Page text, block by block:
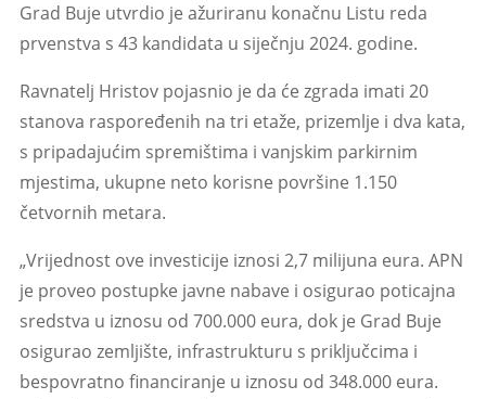
Grad Buje utvrdio je ažuriranu konačnu Listu reda
prvenstva s 43 kandidata u siječnju 2024. godine.
Ravnatelj Hristov pojasnio je da će zgrada imati 20
stanova raspoređenih na tri etaže, prizemlje i dva kata,
s pripadajućim spremištima i vanjskim parkirnim
mjestima, ukupne neto korisne površine 1.150
četvornih metara.
„Vrijednost ove investicije iznosi 2,7 milijuna eura. APN
je proveo postupke javne nabave i osigurao poticajna
sredstva u iznosu od 700.000 eura, dok je Grad Buje
osigurao zemljište, infrastrukturu s priključcima i
bespovratno financiranje u iznosu od 348.000 eura.